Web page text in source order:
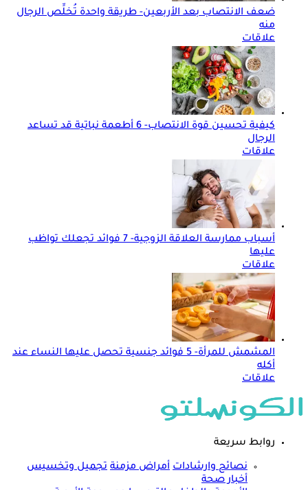
ضعف الانتصاب بعد الأربعين- طريقة واحدة تُخلِّص الرجال
منه
علاقات
كيفية تحسين قوة الانتصاب- 6 أطعمة نباتية قد تساعد
الرجال
علاقات
أسباب ممارسة العلاقة الزوجية- 7 فوائد تجعلك تواظب
عليها
علاقات
المشمش للمرأة- 5 فوائد جنسية تحصل عليها النساء عند
أكله
علاقات
روابط سريعة
نصائح وارشادات أمراض مزمنة تجميل وتخسيس
أخبار صحة